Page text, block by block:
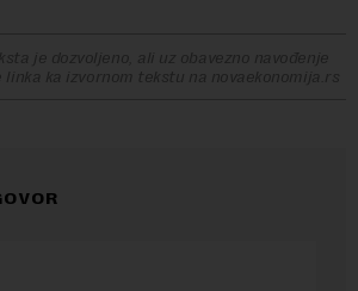
je dozvoljeno, ali uz obavezno navođenje
ka izvornom tekstu na novaekonomija.rs